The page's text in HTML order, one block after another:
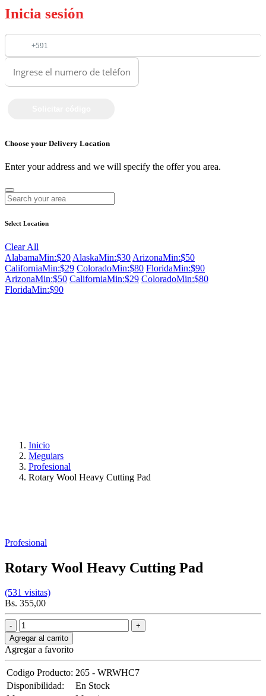
Inicia sesión
+591
Choose your Delivery Location
Enter your address and we will specify the offer you area.
Select Location
Clear All
AlabamaMin:$20 AlaskaMin:$30 ArizonaMin:$50
CaliforniaMin:$29 ColoradoMin:$80 FloridaMin:$90
ArizonaMin:$50 CaliforniaMin:$29 ColoradoMin:$80
FloridaMin:$90
Inicio
Meguiars
Profesional
Rotary Wool Heavy Cutting Pad
Profesional
Rotary Wool Heavy Cutting Pad
(531 visitas)
Bs. 355,00
Agregar al carrito
Agregar a favorito
Codigo Producto: 265 - WRWHC7
Disponibilidad:
En Stock